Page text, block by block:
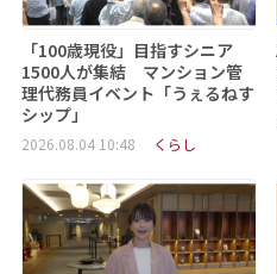
「100歳現役」目指すシニア
1500人が集結 マンション管
理代務員イベント「うぇるねす
シップ」
2026.08.04 10:48 くらし